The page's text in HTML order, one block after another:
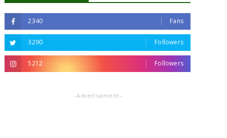
2340 Fans
3290 Followers
5212 Followers
- Advertisement -